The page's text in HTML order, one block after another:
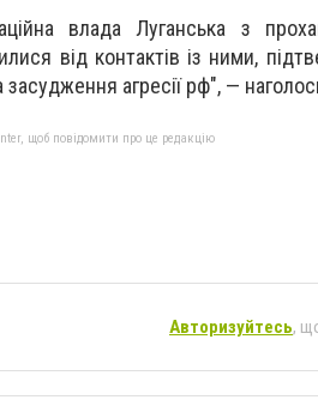
влада Луганська з
від контактів із ними,
агресії рф", —
щоб повідомити про це редакцію
Авторизуйтесь,